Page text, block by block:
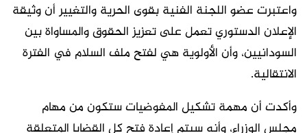
واعتبرت عضو اللجنة الفنية بقوى الحرية والتغيير أن وثيقة
الإعلان الدستوري تعمل على تعزيز الحقوق والمساواة بين
السودانيين، وأن الأولوية هي لفتح ملف السلام في الفترة
الانتقالية.
وأكدت أن مهمة تشكيل المفوضيات ستكون من مهام